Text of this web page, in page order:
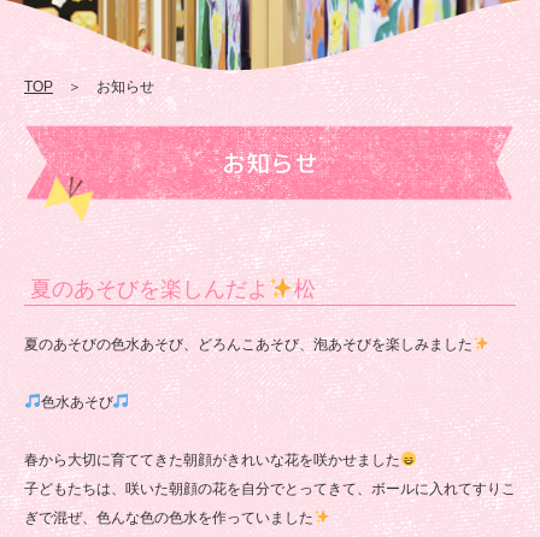
TOP ＞ お知らせ
お知らせ
夏のあそびを楽しんだよ 松
夏のあそびの色水あそび、どろんこあそび、泡あそびを楽しみました
色水あそび
春から大切に育ててきた朝顔がきれいな花を咲かせました
子どもたちは、咲いた朝顔の花を自分でとってきて、ボールに入れてすりこ
ぎで混ぜ、色んな色の色水を作っていました